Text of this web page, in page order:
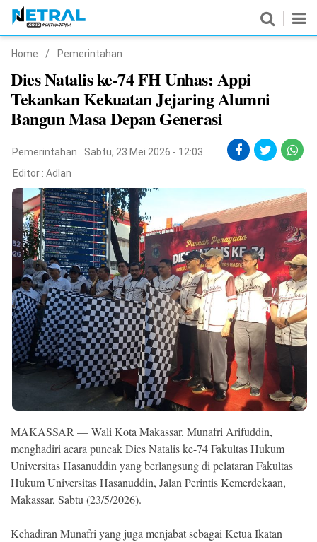
Nasional
Pemerintahan
Hukrim
Pendidikan
Peristiwa
Olahraga
Ekonomi
Memori
©
Home / Pemerintahan
Dies Natalis ke-74 FH Unhas: Appi
Tekankan Kekuatan Jejaring Alumni
Bangun Masa Depan Generasi
Pemerintahan
Sabtu, 23 Mei 2026 - 12:03
Editor : Adlan
MAKASSAR — Wali Kota Makassar, Munafri Arifuddin,
menghadiri acara puncak Dies Natalis ke-74 Fakultas Hukum
Universitas Hasanuddin yang berlangsung di pelataran Fakultas
Hukum Universitas Hasanuddin, Jalan Perintis Kemerdekaan,
Makassar, Sabtu (23/5/2026).
Kehadiran Munafri yang juga menjabat sebagai Ketua Ikatan